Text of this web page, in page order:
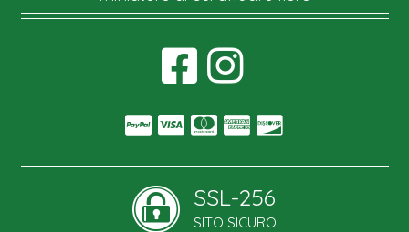
SSL-256
SITO SICURO